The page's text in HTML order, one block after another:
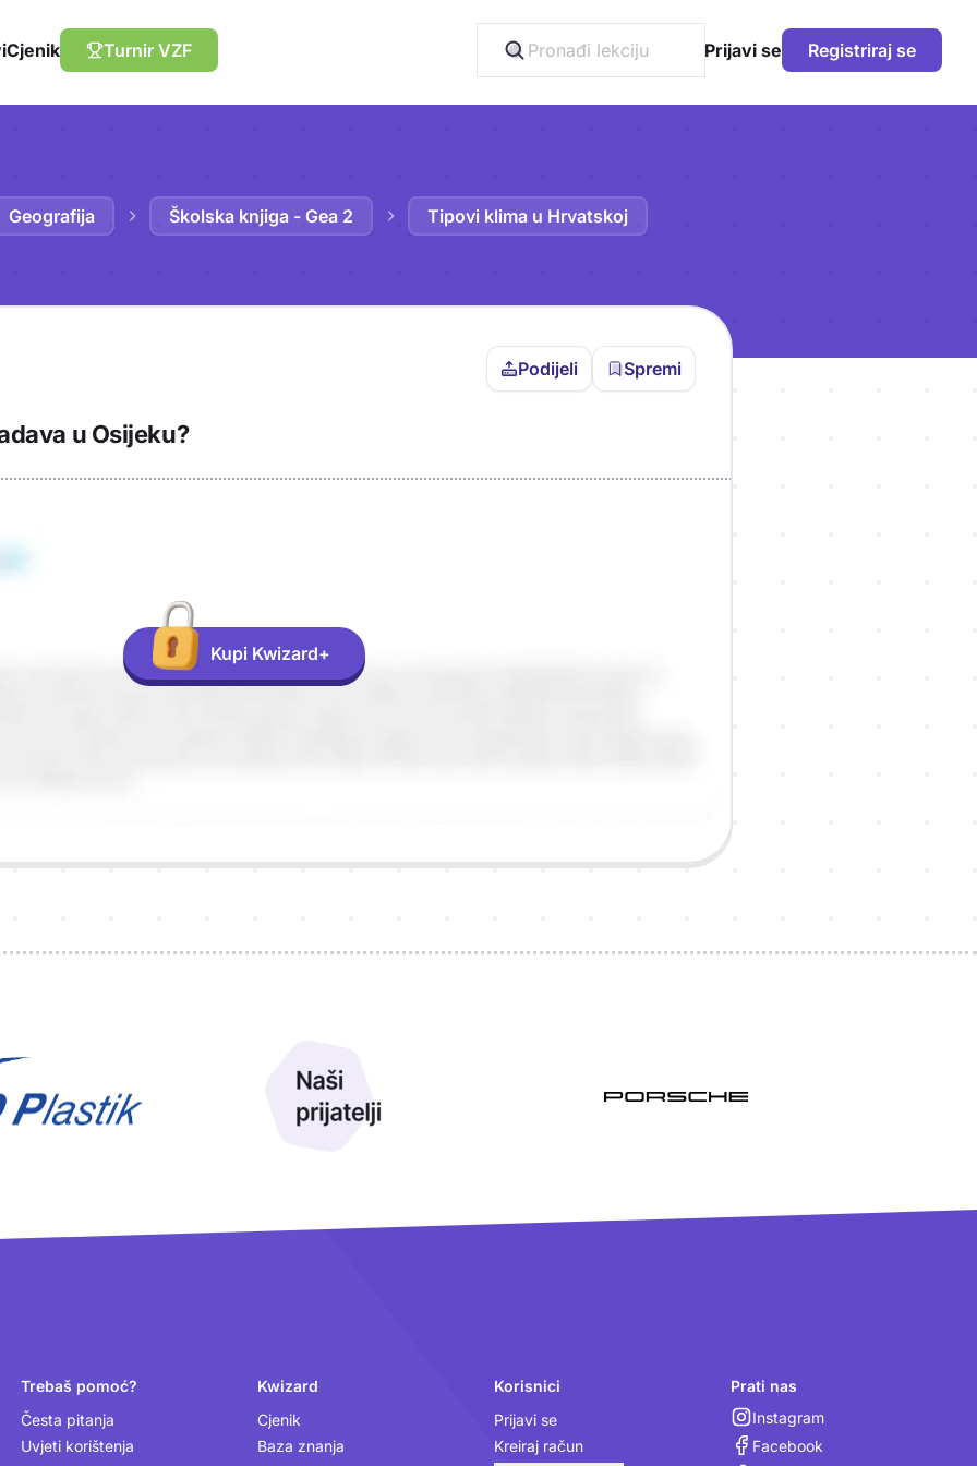
Cjenik Turnir VZF Prijavi se Registriraj se
Geografija Školska knjiga - Gea 2 Tipovi klima u Hrvatskoj
Podijeli Spremi
u Osijeku?
Kupi Kwizard+
Trebaš pomoć?
Česta pitanja
Uvjeti korištenja
Kwizard
Cjenik
Baza znanja
Korisnici
Prijavi se
Kreiraj račun
Prati nas
Instagram
Facebook